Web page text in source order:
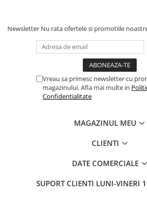
Banda izolatoare
Borne Baterie
Bricheta Auto
Cabluri Alimentare Date Telefon
Cabluri de Pornire
Claxoane Auto
Papuci / Conectori Electrici
Newsletter Nu rata ofertele si promotiile
Vreau sa primesc newsletter cu
magazinului. Afla mai multe in
Confidentialitate
MAGAZINUL MEU
CLIENTI
DATE COMERCIALE
SUPORT CLIENTI LUNI-VINERI